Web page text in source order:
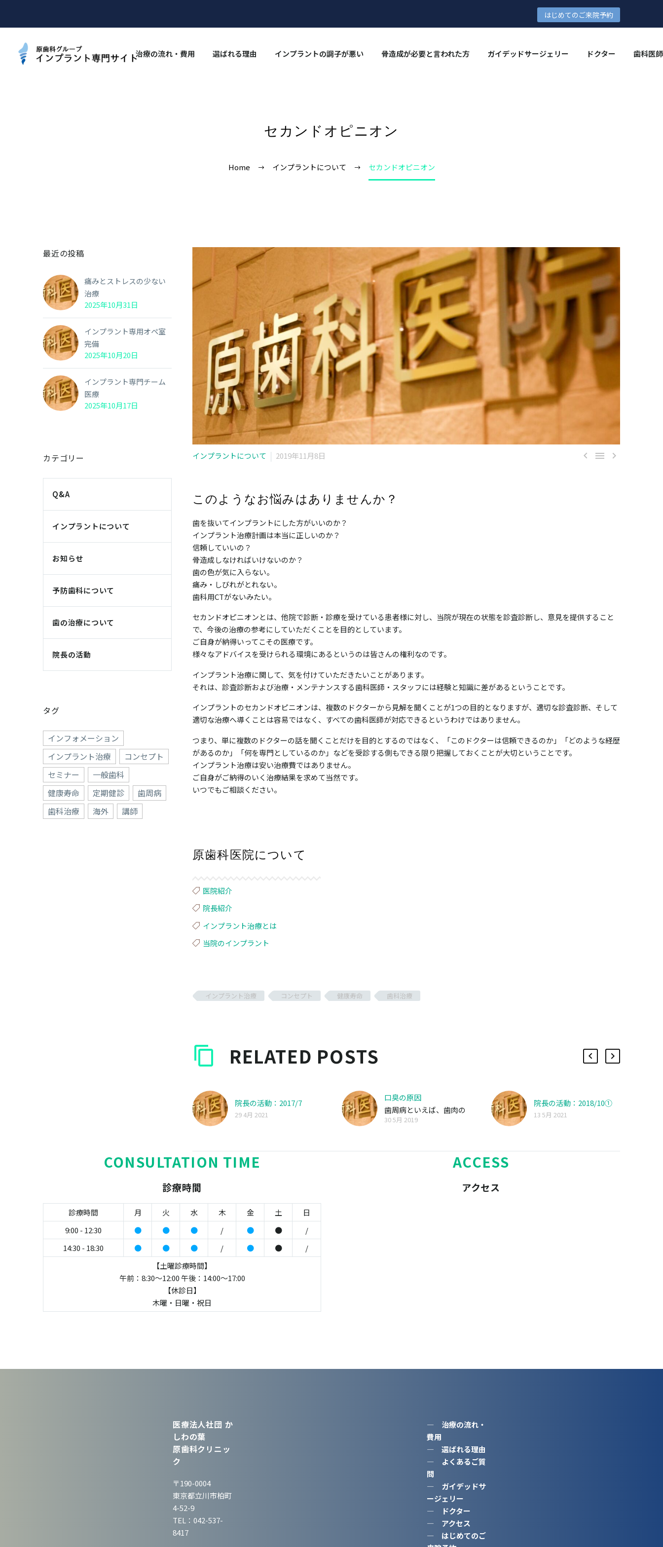
はじめてのご来院予約
治療の流れ・費用 選ばれる理由 インプラントの調⼦が悪い 骨造成が必要と言われた方 ガイデッドサージェリー ドクター 歯科医
セカンドオピニオン
Home インプラントについて セカンドオピニオン
  
インプラントについて 2019年11月8日
このようなお悩みはありませんか？
歯を抜いてインプラントにした方がいいのか？
インプラント治療計画は本当に正しいのか？
信頼していいの？
骨造成しなければいけないのか？
歯の色が気に入らない。
痛み・しびれがとれない。
歯科用CTがないみたい。
セカンドオピニオンとは、他院で診断・診療を受けている患者様に対し、当院が現在の状態を診査診断し、意見を提供すること
で、今後の治療の参考にしていただくことを目的としています。
ご自身が納得いってこその医療です。
様々なアドバイスを受けられる環境にあるというのは皆さんの権利なのです。
インプラント治療に関して、気を付けていただきたいことがあります。
それは、診査診断および治療・メンテナンスする歯科医師・スタッフには経験と知識に差があるということです。
インプラントのセカンドオピニオンは、複数のドクターから見解を聞くことが1つの目的となりますが、適切な診査診断、そして
適切な治療へ導くことは容易ではなく、すべての歯科医師が対応できるというわけではありません。
つまり、単に複数のドクターの話を聞くことだけを目的とするのではなく、「このドクターは信頼できるのか」「どのような経歴
があるのか」「何を専門としているのか」などを受診する側もできる限り把握しておくことが大切ということです。
インプラント治療は安い治療費ではありません。
ご自身がご納得のいく治療結果を求めて当然です。
いつでもご相談ください。
原歯科医院について
医院紹介
院長紹介
インプラント治療とは
当院のインプラント
インプラント治療 コンセプト 健康寿命 歯科治療
RELATED POSTS
院長の活動：2017/7
29 4月 2021
口臭の原因
歯周病といえば、歯肉の
腫れや出血などの症…
30 5月 2019
院長の活動：2018/10①
13 5月 2021
最近の投稿
痛みとストレスの少ない
治療
2025年10月31日
インプラント専用オペ室
完備
2025年10月20日
インプラント専門チーム
医療
2025年10月17日
カテゴリー
Q&A
インプラントについて
お知らせ
予防歯科について
歯の治療について
院長の活動
タグ
インフォメーション
インプラント治療
コンセプト
セミナー
一般歯科
健康寿命
定期健診
歯周病
歯科治療
海外 講師
CONSULTATION TIME
診療時間
診療時間 月 火 水 木 金 土
日
9:00 - 12:30
● ● ● / ● ●
/
14:30 - 18:30
● ● ● / ● ●
/
【土曜診療時間】
午前：8:30～12:00 午後：14:00～17:00
【休診日】
木曜・日曜・祝日
ACCESS
アクセス
医療法人社団 か
しわの葉
原歯科クリニッ
ク
〒190-0004
東京都立川市柏町
4-52-9
TEL：042-537-
8417
― 治療の流れ・
費用
― 選ばれる理由
―
よくあるご質
問
― ガイデッドサ
ージェリー
―
ドクター
― アクセス
― はじめてのご